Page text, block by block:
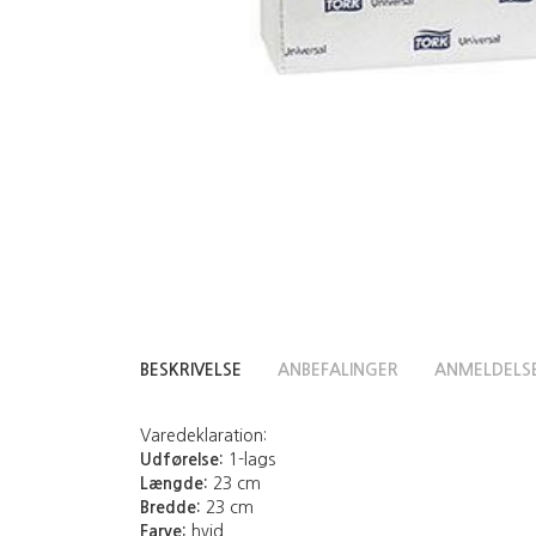
BESKRIVELSE ANBEFALINGER
Varedeklaration:
Udførelse: 1-lags
Længde: 23 cm
Bredde: 23 cm
Farve: hvid